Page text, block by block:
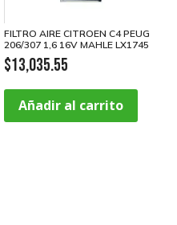
FILTRO AIRE CITROEN C4 PEUG
206/307 1,6 16V MAHLE LX1745
$13,035.55
Añadir al carrito